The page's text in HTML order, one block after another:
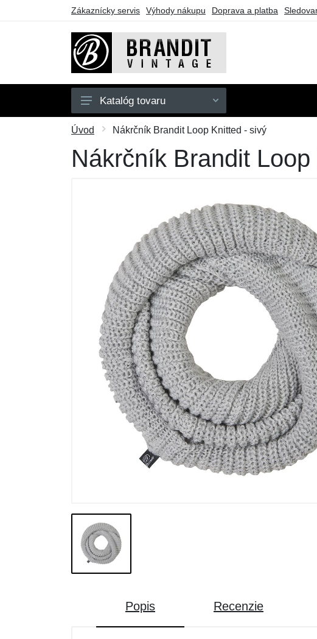
Zákaznícky servis Výhody nákupu Doprava a platba
Pánske
Dámske
Darčekové poukazy
Výpredaj
Katalóg tovaru
Úvod Nákrčník Brandit Loop Knitted - sivý
Nákrčník Brandit
Popis Recenzie